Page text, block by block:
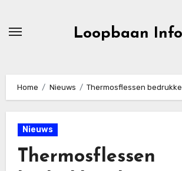
Loopbaan Info
Home Nieuws Thermosflessen
Nieuws
Thermosflessen